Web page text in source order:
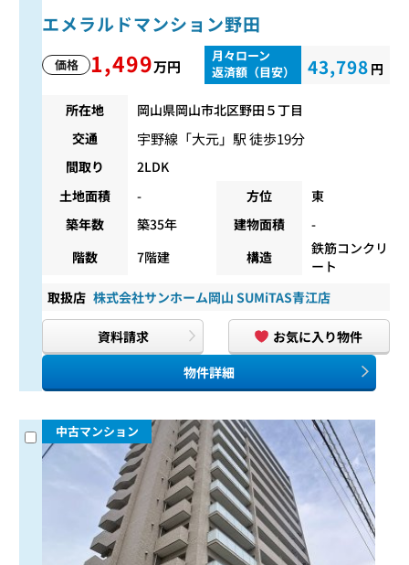
エメラルドマンション野田
価格 1,499万円
月々ローン
返済額（目安）
43,798 円
所在地
岡山県岡山市北区野田５丁目
交通
宇野線 「大元」駅 徒歩19分
間取り
2LDK
土地面積
- 方位
東
築年数
築35年 建物面積
-
階数
7階建 構造
鉄筋コンクリ
ート
取扱店 株式会社サンホーム岡山 SUMiTAS青江店
資料請求
お気に入り物件
物件詳細
中古マンション